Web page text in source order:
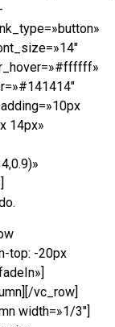
14px»
top: -20px
vc_row]
width=»1/3″]